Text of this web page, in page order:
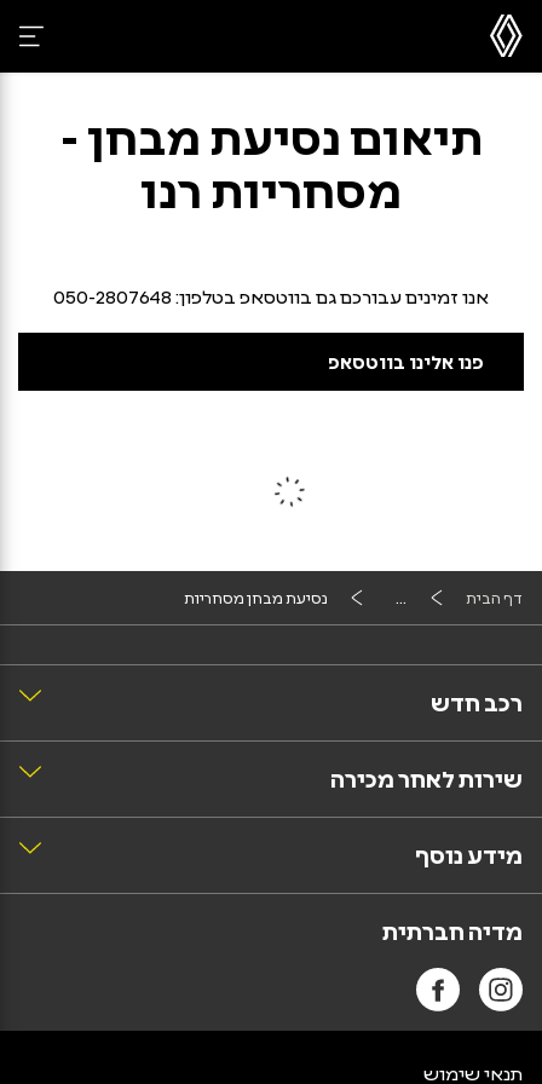
תיאום נסיעת מבחן -
מסחריות רנו
אנו זמינים עבורכם גם בווטסאפ בטלפון: 050-2807648
פנו אלינו בווטסאפ